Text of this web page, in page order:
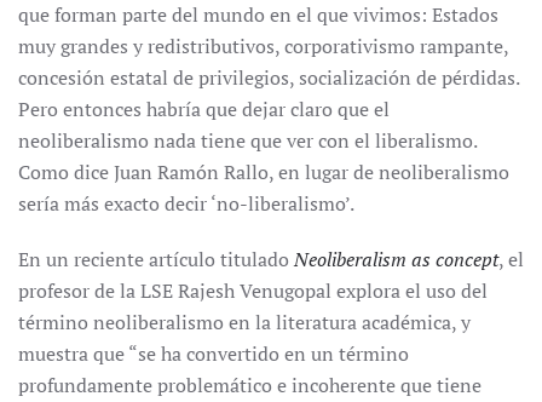
que forman parte del mundo en el que vivimos: Estados
muy grandes y redistributivos, corporativismo rampante,
concesión estatal de privilegios, socialización de pérdidas.
Pero entonces habría que dejar claro que el
neoliberalismo nada tiene que ver con el liberalismo.
Como dice Juan Ramón Rallo, en lugar de neoliberalismo
sería más exacto decir ‘no-liberalismo’.
En un reciente artículo tituladoNeoliberalism as concept, el
profesor de la LSE Rajesh Venugopal explora el uso del
término neoliberalismo en la literatura académica, y
muestra que “se ha convertido en un término
profundamente problemático e incoherente que tiene